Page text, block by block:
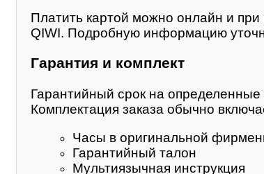
Платить картой можно онлайн и
QIWI. Подробную информацию
Гарантия и комплект
Гарантийный срок на
Комплектация заказа обычно
Часы в оригинальной
Гарантийный талон
Мультиязычная инструкция